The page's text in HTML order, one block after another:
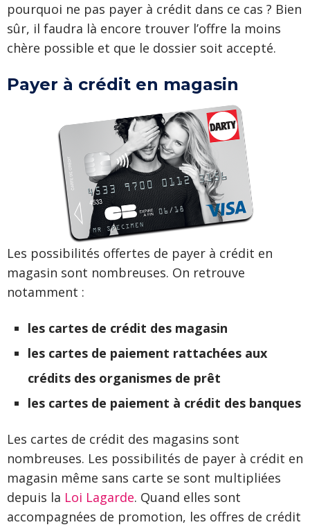
pourquoi ne pas payer à crédit dans ce cas ? Bien
sûr, il faudra là encore trouver l’offre la moins
chère possible et que le dossier soit accepté.
Payer à crédit en magasin
Les possibilités offertes de payer à crédit en
magasin sont nombreuses. On retrouve
notamment :
les cartes de crédit des magasin
les cartes de paiement rattachées aux
crédits des organismes de prêt
les cartes de paiement à crédit des banques
Les cartes de crédit des magasins sont
nombreuses. Les possibilités de payer à crédit en
magasin même sans carte se sont multipliées
depuis la Loi Lagarde. Quand elles sont
accompagnées de promotion, les offres de crédit